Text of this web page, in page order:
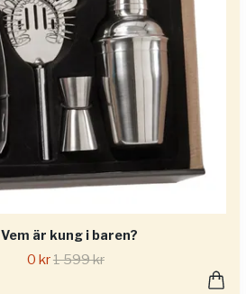
Vem är kung i baren?
0 kr1 599 kr